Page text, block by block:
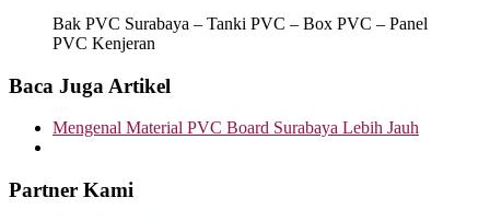
Bak PVC Surabaya – Tanki PVC – Box PVC – Panel
PVC Kenjeran
Baca Juga Artikel
Mengenal Material PVC Board Surabaya Lebih Jauh
Partner Kami